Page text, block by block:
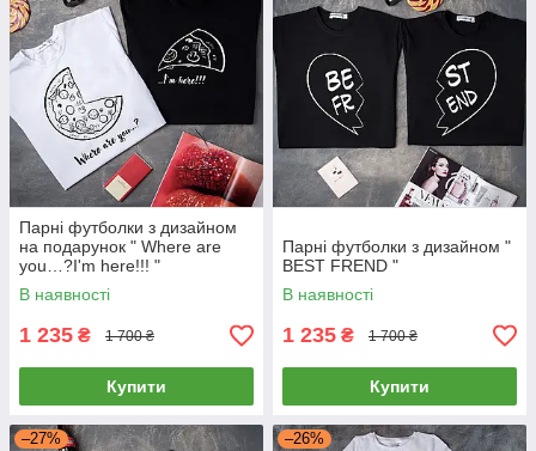
Парні футболки з дизайном
на подарунок " Where are
you…?I'm here!!! "
В наявності
1 235 ₴ 1 700 ₴
Купити
Парні футболки з дизайном "
BEST FREND "
В наявності
1 235 ₴ 1 700 ₴
Купити
–27% –26%